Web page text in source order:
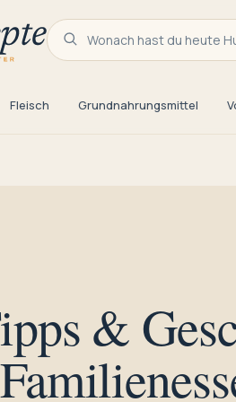
Wonach hast du heute
Fleisch Grundnahrungsmittel
&